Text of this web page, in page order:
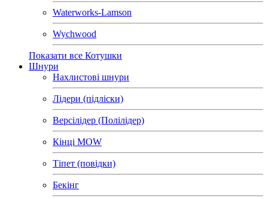
Waterworks-Lamson
Wychwood
Показати все Котушки
Шнури
Нахлистові шнури
Лідери (підліски)
Версілідер (Полілідер)
Кінці MOW
Тіпет (повідки)
Бекінг